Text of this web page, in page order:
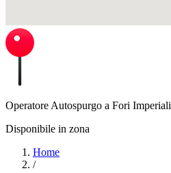
Operatore Autospurgo a Fori Imperiali
Disponibile in zona
Home
/